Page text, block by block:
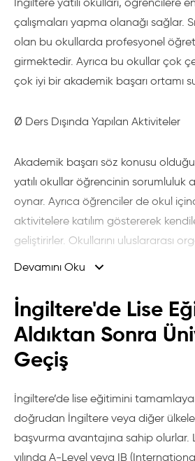
çalışmaları yapma olanağı sağlar.
olan bu okullarda profesyonel
girmektedir. Ayrıca bu okullar çok
çok iyi bir akademik başarı ortamı
Ø Ders Dışında Yapılan Aktiviteler
Akademik başarı söz konusu
yatılı okullar öğrencinin sorumluluk
oynar. Ayrıca öğrenciler de okul
aktivitelere katılım göstererek
geliştirirler. Okullarını uluslararası
katıldıkları alanda (akademik,
Ø Konaklama
Öğrenciler yatılı okulların yurtlarında
de kalabilirler. Bu yurtlarda sunulan
kalitede olup bunların denetimi
yapılmaktadır. Ayrıca, bu yurtlarda
Devamını Oku
İngiltere'de Lise
Aldıktan Sonra
Geçiş
İngiltere’de lise eğitimini
doğrudan İngiltere veya diğer
başvurma avantajına sahip olurlar.
yılında A-Level veya IB